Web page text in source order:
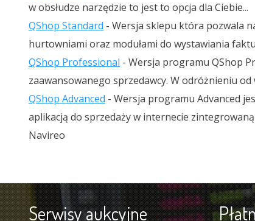
w obsłudze narzędzie to jest to opcja dla Ciebie...
QShop Standard - Wersja sklepu która pozwala
hurtowniami oraz modułami do wystawiania
QShop Professional - Wersja programu QShop
zaawansowanego sprzedawcy. W odróżnieniu od
QShop Advanced - Wersja programu Advanced
aplikacją do sprzedaży w internecie
Navireo
Serwisy aukcyjne